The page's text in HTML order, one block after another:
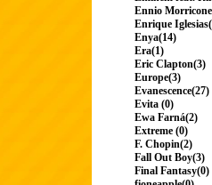
Ennio
Enrique
Enya(14)
Era(1)
Eric Clapton(3)
Europe(3)
Evanescence(27)
Evita (0)
Ewa Farná(2)
Extreme (0)
F. Chopin(2)
Fall Out Boy(3)
Final Fantasy(0)